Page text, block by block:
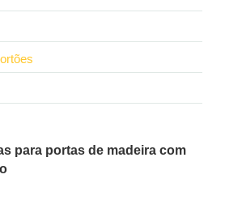
para portas de madeira com